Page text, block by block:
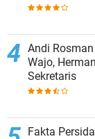
Andi
Wajo,
Sekretaris
Fakta